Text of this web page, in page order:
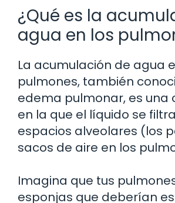
¿Qué es la
agua en los
La acumulación de agua
pulmones, también
edema pulmonar, es una
en la que el líquido se
espacios alveolares (los
sacos de aire en los
Imagina que tus
esponjas que deberían